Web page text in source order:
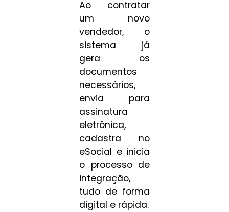
Ao contratar
um novo
vendedor, o
sistema já
gera os
documentos
necessários,
envia para
assinatura
eletrônica,
cadastra no
eSocial e inicia
o processo de
integração,
tudo de forma
digital e rápida.